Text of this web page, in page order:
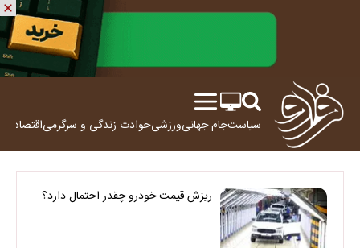
سیاستجام جهانیورزشیحوادث زندگی و سرگرمیاقتصاد
ریزش قیمت خودرو چقدر احتمال دارد؟